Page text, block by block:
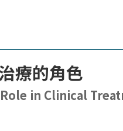
療的角色
in Clinical